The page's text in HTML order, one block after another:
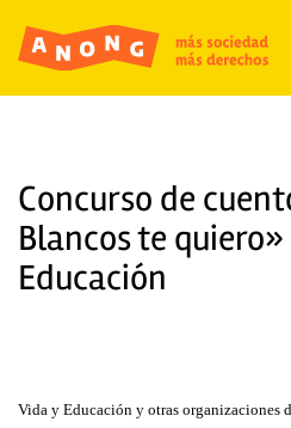
Concurso de
Blancos te
Educación
Vida y Educación y otras organizaciones